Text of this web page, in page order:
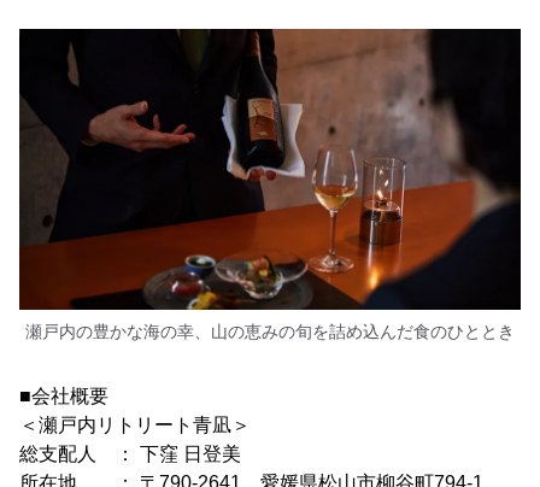
瀬戸内の豊かな海の幸、山の恵みの旬を詰め込んだ食のひととき
■会社概要
＜瀬戸内リトリート青凪＞
総支配人 ： 下窪 日登美